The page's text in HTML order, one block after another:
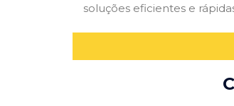
soluções eficientes e